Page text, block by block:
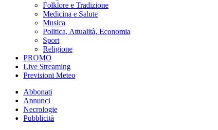
Folklore e Tradizione
Medicina e Salute
Musica
Politica, Attualità, Economia
Sport
Religione
PROMO
Live Streaming
Previsioni Meteo
Abbonati
Annunci
Necrologie
Pubblicità